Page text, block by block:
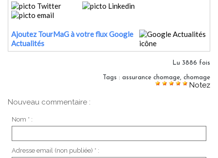
Ajoutez TourMaG à votre flux Google
Actualités
Lu 3886 fois
Tags : assurance chomage, chomage
Notez
Nouveau commentaire :
Nom * :
Adresse email (non publiée) * :